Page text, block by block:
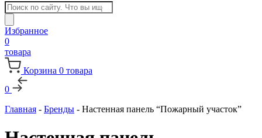
Поиск
товаров
Избранное
0
товара
Корзина 0 товара
0
Главная - Бренды - Настенная панель “Пожарный участок”